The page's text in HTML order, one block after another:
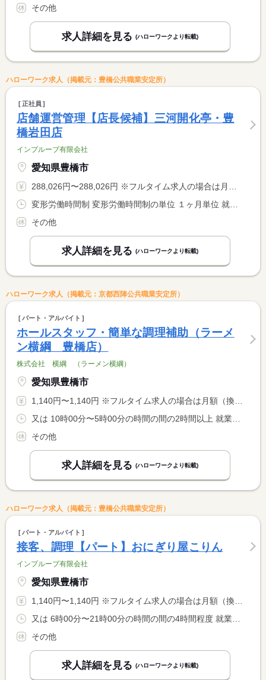
その他
求人詳細を見る (ハローワークより転載)
ハローワーク求人（掲載元：豊橋公共職業安定所）
正社員
店舗運営管理【店長候補】三河開化亭・豊
橋岩田店
インプルーブ有限会社
愛知県豊橋市
288,026円〜288,026円 ※フルタイム求人の場合は月額（換算額）、パート求人の場合は時間額を表示しています。
その他
求人詳細を見る (ハローワークより転載)
ハローワーク求人（掲載元：京都西陣公共職業安定所）
パート・アルバイト
ホールスタッフ・簡単な調理補助（ラーメ
ン横綱 豊橋店）
株式会社 横綱 （ラーメン横綱）
愛知県豊橋市
1,140円〜1,140円 ※フルタイム求人の場合は月額（換算額）、パート求人の場合は時間額を表示しています。
その他
求人詳細を見る (ハローワークより転載)
ハローワーク求人（掲載元：豊橋公共職業安定所）
パート・アルバイト
接客、調理【パート】おにぎり屋こりん
インプルーブ有限会社
愛知県豊橋市
1,140円〜1,140円 ※フルタイム求人の場合は月額（換算額）、パート求人の場合は時間額を表示しています。
その他
求人詳細を見る (ハローワークより転載)